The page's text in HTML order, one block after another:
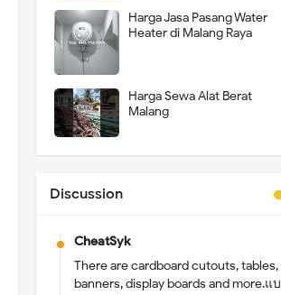
Harga Jasa Pasang Water
Heater di Malang Raya
Harga Sewa Alat Berat
Malang
Discussion
CheatSyk
There are cardboard cutouts, tables,
banners, display boards and more.แบ